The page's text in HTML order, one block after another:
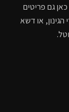
גם פריטים
הגינון, או דשא